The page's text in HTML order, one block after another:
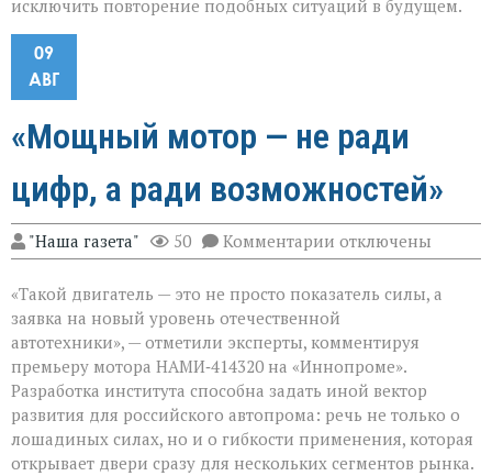
исключить повторение подобных ситуаций в будущем.
09
АВГ
«Мощный мотор — не ради
цифр, а ради возможностей»
"Наша газета" 50 Комментарии к
записи
мотор — не
ради
а
ради
возможностей»
отключены
«Такой двигатель — это не просто показатель силы, а
заявка на новый уровень отечественной
автотехники», — отметили эксперты, комментируя
премьеру мотора НАМИ‑414320 на «Иннопроме».
Разработка института способна задать иной вектор
развития для российского автопрома: речь не только о
лошадиных силах, но и о гибкости применения, которая
открывает двери сразу для нескольких сегментов рынка.